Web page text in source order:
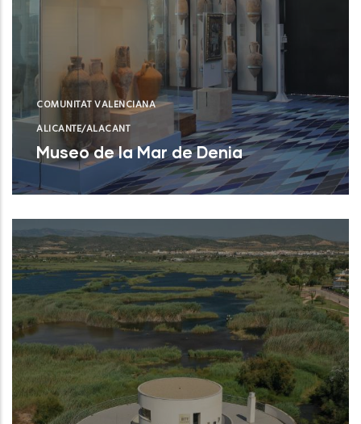
COMUNITAT VALENCIANA
ALICANTE/ALACANT
Museo de la Mar de Denia
Museo de la Mar de DeniaNUEVO